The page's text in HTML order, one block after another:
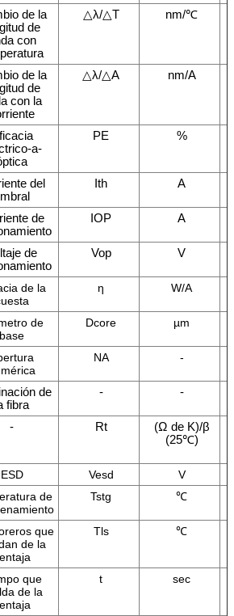
de la
de
con
△λ/△T nm/℃
de la
de
con la
△λ/△A nm/A
a-
PE %
del
Ith A
de
IOP A
de
Vop V
de la
η W/A
de
base
Dcore µm
NA -
de
fibra
- -
- Rt
(Ω de K)/β
(25℃)
ESD Vesd
V
de
Tstg ℃
que
de la
Tls ℃
que
de la
t sec